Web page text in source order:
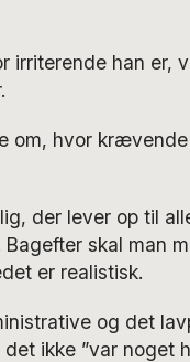
irriterende han
om, hvor
der lever op til
Bagefter skal man
er realistisk.
og det
ikke ”var noget